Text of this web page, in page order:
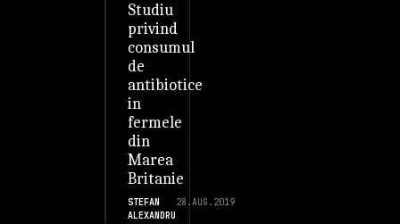
Studiu
privind
consumul
de
antibiotice
in
fermele
din
Marea
Britanie
STEFAN
ALEXANDRU
28.AUG.2019